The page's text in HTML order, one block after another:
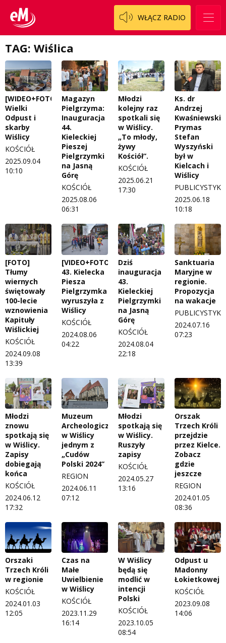
WŁĄCZ RADIO
TAG: Wiślica
[WIDEO+FOTO]
Wielki
Odpust i
skarby
Wiślicy
KOŚCIÓŁ
2025.09.04
10:10
Magazyn
Pielgrzyma:
Inauguracja
44.
Kieleckiej
Pieszej
Pielgrzymki
na Jasną
Górę
KOŚCIÓŁ
2025.08.06
06:31
Młodzi
kolejny raz
spotkali się
w Wiślicy.
„To młody,
żywy
Kościół”.
KOŚCIÓŁ
2025.06.21
17:30
Ks. dr
Andrzej
Kwaśniewski:
Prymas
Stefan
Wyszyński
był w
Kielcach i
Wiślicy
PUBLICYSTYKA
2025.06.18
10:18
[FOTO]
Tłumy
wiernych
świętowały
100-lecie
wznowienia
Kapituły
Wiślickiej
KOŚCIÓŁ
2024.09.08
13:39
[VIDEO+FOTO]
43. Kielecka
Piesza
Pielgrzymka
wyruszyła z
Wiślicy
KOŚCIÓŁ
2024.08.06
04:22
Dziś
inauguracja
43.
Kieleckiej
Pielgrzymki
na Jasną
Górę
KOŚCIÓŁ
2024.08.04
22:18
Sanktuaria
Maryjne w
regionie.
Propozycja
na wakacje
PUBLICYSTYKA
2024.07.16
07:23
Młodzi
znowu
spotkają się
w Wiślicy.
Zapisy
dobiegają
końca
KOŚCIÓŁ
2024.06.12
17:32
Muzeum
Archeologiczne
w Wiślicy
jednym z
„Cudów
Polski 2024”
REGION
2024.06.11
07:12
Młodzi
spotkają się
w Wiślicy.
Ruszyły
zapisy
KOŚCIÓŁ
2024.05.27
13:16
Orszak
Trzech Króli
przejdzie
przez Kielce.
Zobacz
gdzie
jeszcze
REGION
2024.01.05
08:36
Orszaki
Trzech Króli
w regionie
KOŚCIÓŁ
2024.01.03
12:05
Czas na
Małe
Uwielbienie
w Wiślicy
KOŚCIÓŁ
2023.11.29
16:14
W Wiślicy
będą się
modlić w
intencji
Polski
KOŚCIÓŁ
2023.10.05
08:54
Odpust u
Madonny
Łokietkowej
KOŚCIÓŁ
2023.09.08
14:06